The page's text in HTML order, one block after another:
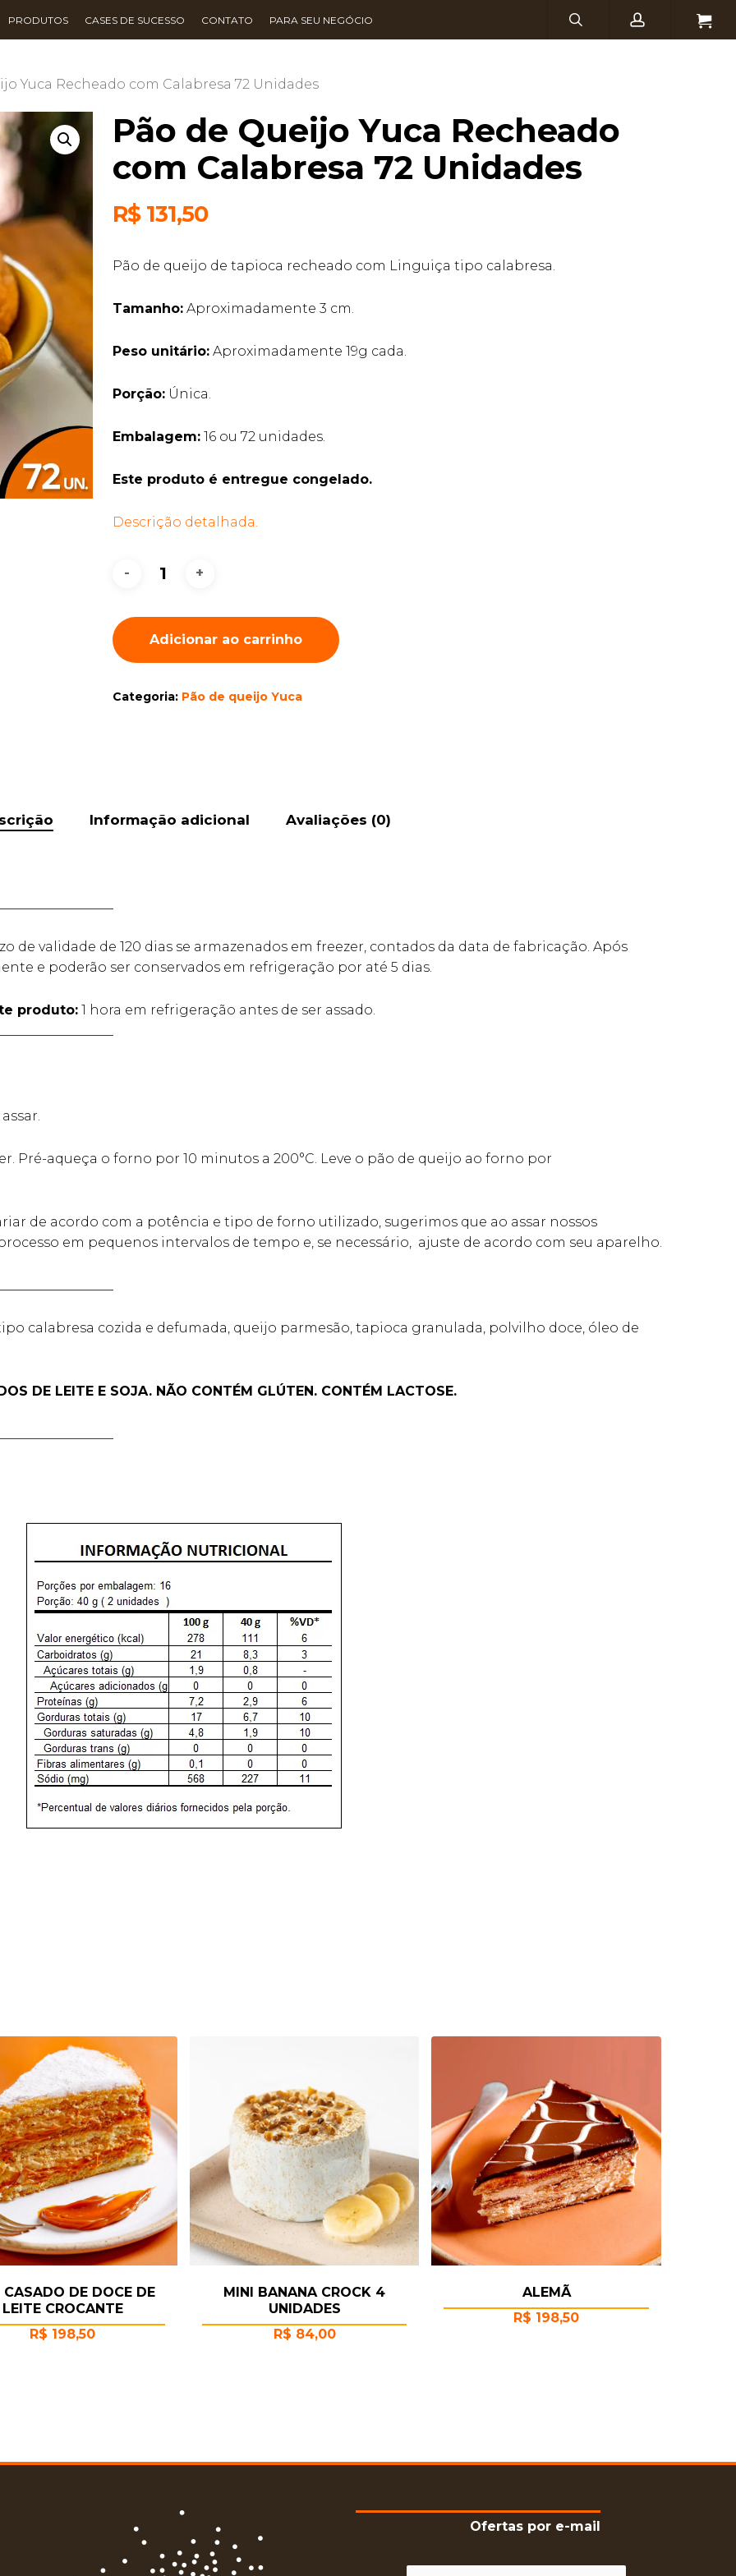
PRODUTOS CASES DE SUCESSO CONTATO PARA SEU NEGÓCIO
account
Yuca Recheado com Calabresa 72 Unidades
Pão de Queijo Yuca Recheado
com Calabresa 72 Unidades
R$131,50
Pão de queijo de tapioca recheado com Linguiça tipo calabresa.
Tamanho:Aproximadamente 3 cm.
Peso unitário:Aproximadamente 19g cada.
Porção:Única.
Embalagem:16 ou 72 unidades.
Este produto é entregue congelado.
Descrição detalhada.
Adicionar ao carrinho
Categoria: Pão de queijo Yuca
Informação adicional Avaliações (0)
de validade de 120 dias se armazenados em freezer, contados da data de fabricação. Após
e poderão ser conservados em refrigeração por até 5 dias.
produto: 1 hora em refrigeração antes de ser assado.
Pré-aqueça o forno por 10 minutos a 200°C. Leve o pão de queijo ao forno por
de acordo com a potência e tipo de forno utilizado, sugerimos que ao assar nossos
em pequenos intervalos de tempo e, se necessário, ajuste de acordo com seu aparelho.
calabresa cozida e defumada, queijo parmesão, tapioca granulada, polvilho doce, óleo de
DE LEITE E SOJA. NÃO CONTÉM GLÚTEN. CONTÉM LACTOSE.
CASADO DE DOCE DE
LEITE CROCANTE
R$ 198,50
MINI BANANA CROCK 4
UNIDADES
R$ 84,00
ALEMÃ
R$ 198,50
Ofertas por e-mail